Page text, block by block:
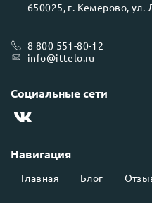
Навигация
Главная Блог
650025, г. Кемерово, ул.
8 800 551-80-12
info@ittelo.ru
Социальные сети